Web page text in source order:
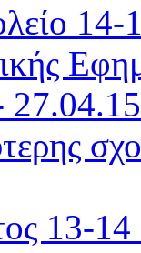
27.04.15
13-